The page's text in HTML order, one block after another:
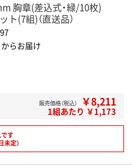
胸章(差込式・緑/10枚)
ト(7組)（直送品）
らお届け
販売価格（税込） ￥8,211
1組あたり ￥1,173
す
未定）